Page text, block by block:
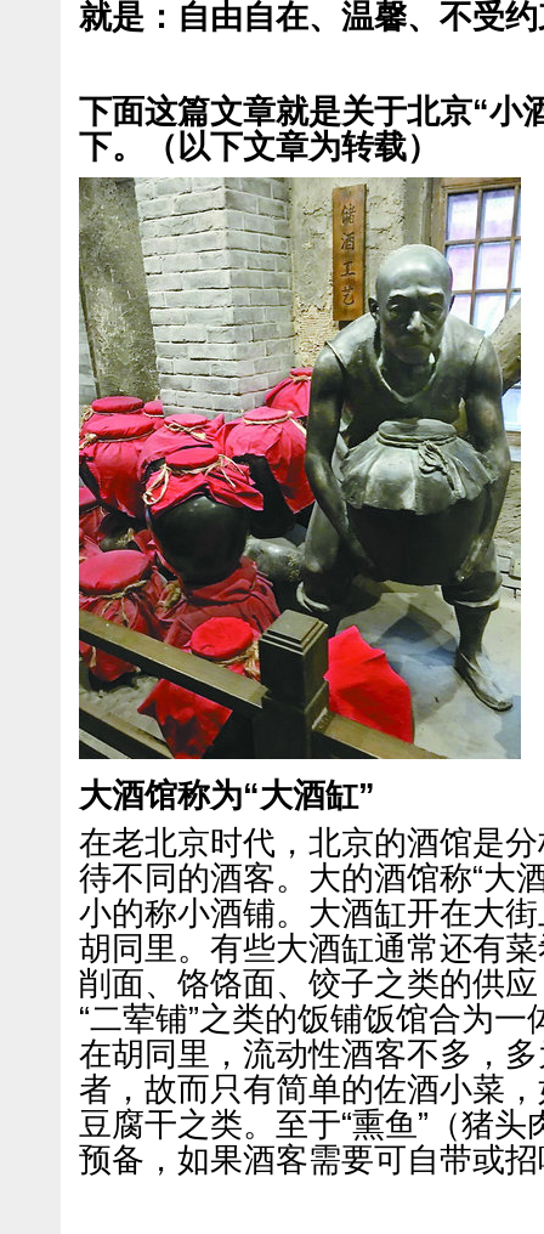
就是：自由自在、温馨、不受
下面这篇文章就是关于北京“小
下。（以下文章为转载）
大酒馆称为“大酒缸”
在老北京时代，北京的酒馆是
待不同的酒客。大的酒馆称“大
小的称小酒铺。大酒缸开在大
胡同里。有些大酒缸通常还有
削面、饹饹面、饺子之类的供
“二荤铺”之类的饭铺饭馆合为
在胡同里，流动性酒客不多，
者，故而只有简单的佐酒小菜
豆腐干之类。至于“熏鱼”（猪
预备，如果酒客需要可自带或